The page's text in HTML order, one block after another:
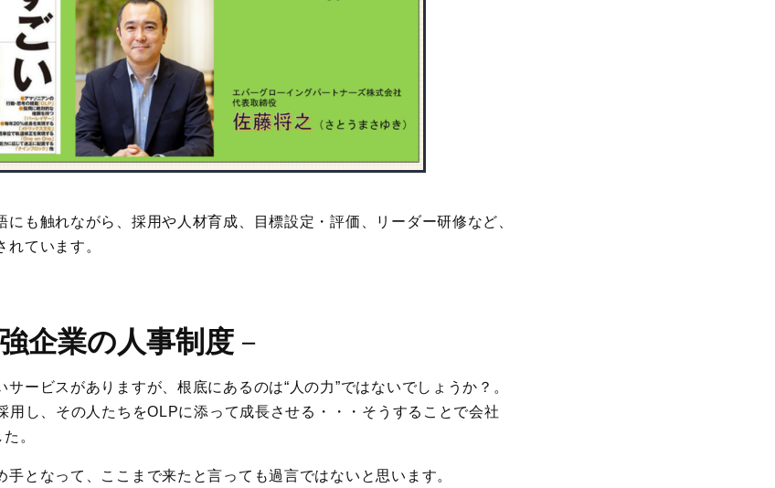
にも触れながら、採用や人材育成、目標設定・評価、リーダー研修など、
ています。
企業の人事制度 －
ービスがありますが、根底にあるのは“人の力”ではないでしょうか？。
用し、その人たちをOLPに添って成長させる・・・そうすることで会社
。
となって、ここまで来たと言っても過言ではないと思います。